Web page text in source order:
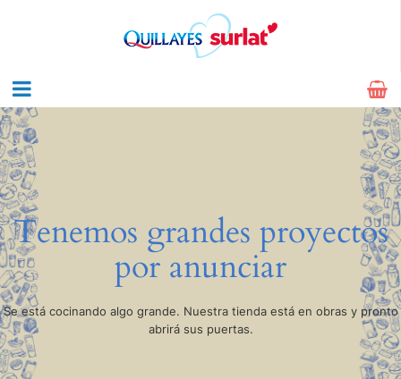
Tenemos grandes proyectos
por anunciar
Se está cocinando algo grande. Nuestra tienda está en obras y pronto
abrirá sus puertas.